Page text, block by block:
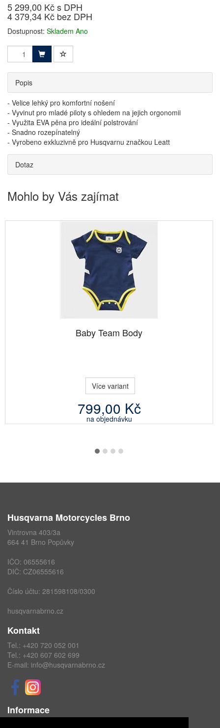
5 299,00 Kč s DPH
4 379,34 Kč bez DPH
Dostupnost: Skladem Ano
Popis
- Velice lehký pro komfortní nošení
- Vyvinut pro mladé piloty s ohledem na jejich orgonomii
- Využita EVA pěna pro ideální polstrování
- Snadno rozepínatelný
- Vyrobeno exkluzivně pro Husqvarnu značkou Leatt
Dotaz
Mohlo by Vás zajímat
Baby Team Body
Více variant
799,00 Kč
na objednávku
Husqvarna Motorcycles Brno
Vintrovna 403/3a
664 41 Brno Popůvky
IČO: 06555616
DIČ: CZ06555616
Číslo účtu: 281598108/0300
husqvarnabrno.cz
Kontakt
Tel.: +420 720 052 001
Tel.: +420 607 602 699
E-mail: info@husqvarnabrno.cz
Informace